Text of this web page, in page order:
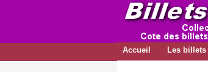
Accueil Les billets